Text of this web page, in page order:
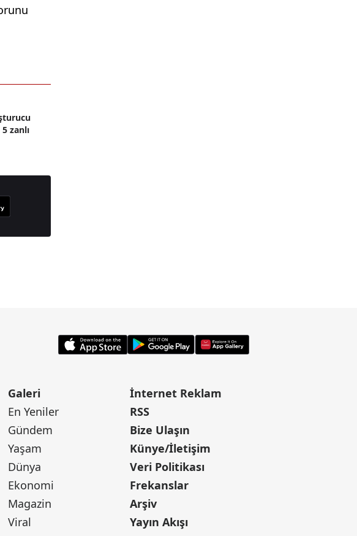
zanlı
Galeri
En Yeniler
Gündem
Yaşam
Dünya
Ekonomi
Magazin
Viral
İnternet Reklam
RSS
Bize Ulaşın
Künye/İletişim
Veri Politikası
Frekanslar
Arşiv
Yayın Akışı